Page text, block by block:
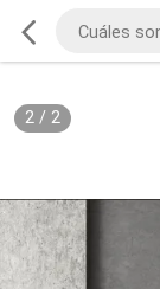
2/ 2